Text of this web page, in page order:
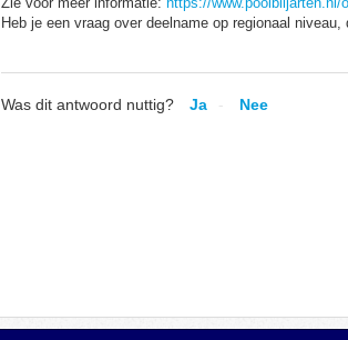
Heb je een vraag over deelname op regionaal
Was dit antwoord nuttig? Ja Nee